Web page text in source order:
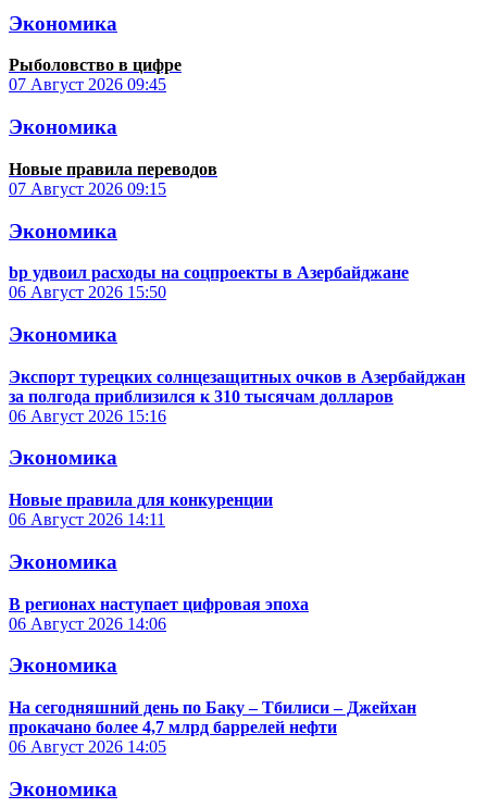
Экономика
Рыболовство в цифре
07 Август 2026 09:45
Экономика
Новые правила переводов
07 Август 2026 09:15
Экономика
bp удвоил расходы на соцпроекты в Азербайджане
06 Август 2026 15:50
Экономика
Экспорт турецких солнцезащитных очков в Азербайджан
за полгода приблизился к 310 тысячам долларов
06 Август 2026 15:16
Экономика
Новые правила для конкуренции
06 Август 2026 14:11
Экономика
В регионах наступает цифровая эпоха
06 Август 2026 14:06
Экономика
На сегодняшний день по Баку – Тбилиси – Джейхан
прокачано более 4,7 млрд баррелей нефти
06 Август 2026 14:05
Экономика